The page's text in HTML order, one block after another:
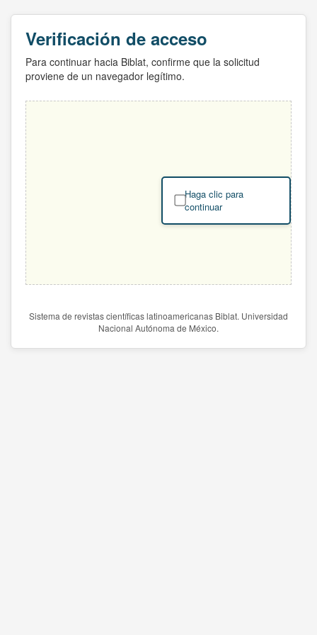
Verificación de acceso
Para continuar hacia Biblat, confirme que la solicitud
proviene de un navegador legítimo.
Haga clic para
continuar
Sistema de revistas científicas latinoamericanas Biblat. Universidad
Nacional Autónoma de México.